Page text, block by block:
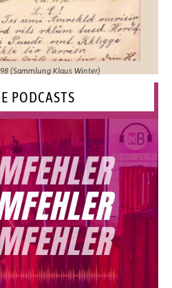
(Sammlung Klaus Winter)
PODCASTS